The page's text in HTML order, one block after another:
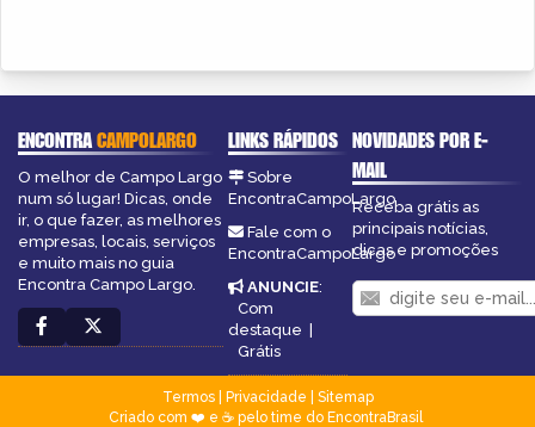
ENCONTRACAMPOLARGO
O melhor de Campo Largo
num só lugar! Dicas, onde
ir, o que fazer, as melhores
empresas, locais, serviços
e muito mais no guia
Encontra Campo Largo.
LINKS RÁPIDOS
Sobre
EncontraCampoLargo
Fale com o
EncontraCampoLargo
ANUNCIE:
Com
destaque |
Grátis
NOVIDADES POR E-
MAIL
Receba grátis as
principais notícias,
dicas e promoções
Termos| Privacidade
Sitemap
Criado com ❤️ e ☕ pelo time do EncontraBrasil